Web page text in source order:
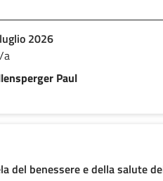
2026
a
Paul
del benessere e della salute